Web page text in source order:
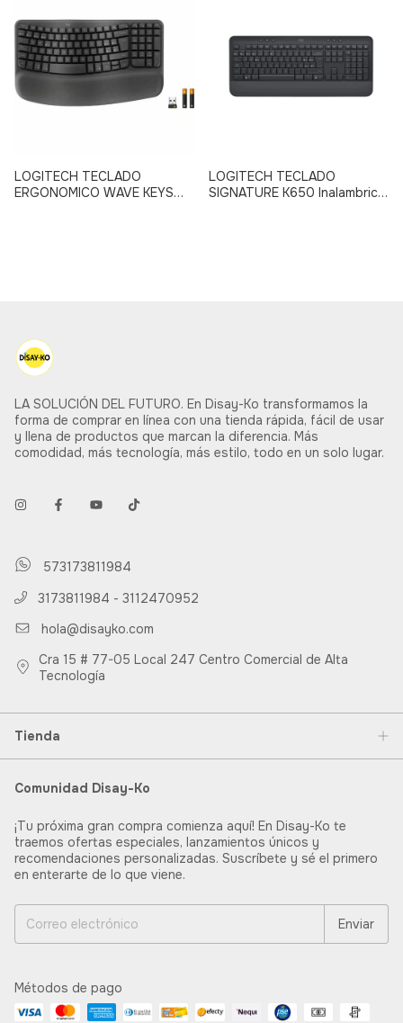
LOGITECH TECLADO
ERGONOMICO WAVE KEYS
LOGITECH TECLADO
SIGNATURE K650 Inalambrico
LA SOLUCIÓN DEL FUTURO. En Disay-Ko transformamos la
forma de comprar en línea con una tienda rápida, fácil de usar
y llena de productos que marcan la diferencia. Más
comodidad, más tecnología, más estilo, todo en un solo lugar.
573173811984
3173811984 - 3112470952
hola@disayko.com
Cra 15 # 77-05 Local 247 Centro Comercial de Alta
Tecnología
Tienda
Comunidad Disay-Ko
¡Tu próxima gran compra comienza aquí! En Disay-Ko te
traemos ofertas especiales, lanzamientos únicos y
recomendaciones personalizadas. Suscríbete y sé el primero
en enterarte de lo que viene.
Métodos de pago